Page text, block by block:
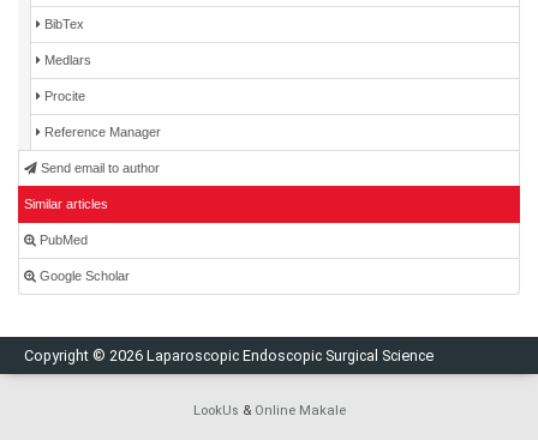
BibTex
Medlars
Procite
Reference Manager
Send email to author
Similar articles
PubMed
Google Scholar
Copyright © 2026 Laparoscopic Endoscopic Surgical Science
LookUs & Online Makale